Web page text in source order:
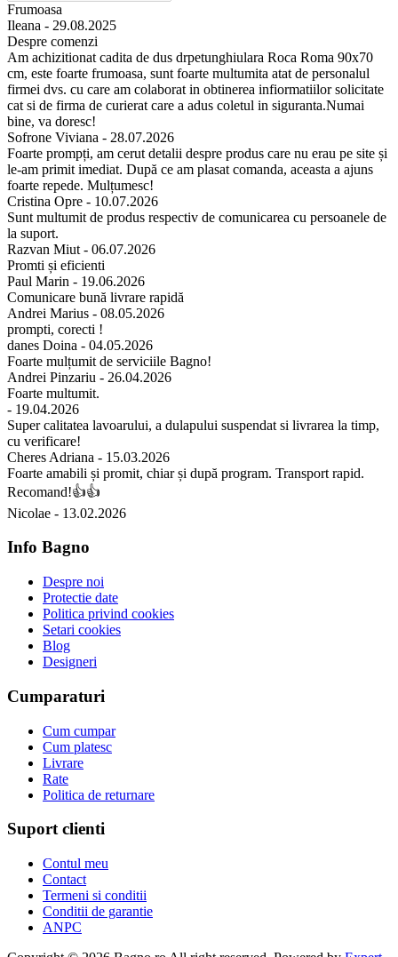
Frumoasa
Ileana - 29.08.2025
Despre comenzi
Am achizitionat cadita de dus drpetunghiulara Roca Roma 90x70
cm, este foarte frumoasa, sunt foarte multumita atat de personalul
firmei dvs. cu care am colaborat in obtinerea infiormatiilor solicitate
cat si de firma de curierat care a adus coletul in siguranta.Numai
bine, va doresc!
Sofrone Viviana - 28.07.2026
Foarte prompți, am cerut detalii despre produs care nu erau pe site și
le-am primit imediat. După ce am plasat comanda, aceasta a ajuns
foarte repede. Mulțumesc!
Cristina Opre - 10.07.2026
Sunt multumit de produs respectiv de comunicarea cu persoanele de
la suport.
Razvan Miut - 06.07.2026
Promti și eficienti
Paul Marin - 19.06.2026
Comunicare bună livrare rapidă
Andrei Marius - 08.05.2026
prompti, corecti !
danes Doina - 04.05.2026
Foarte mulțumit de serviciile Bagno!
Andrei Pinzariu - 26.04.2026
Foarte multumit.
- 19.04.2026
Super calitatea lavoarului, a dulapului suspendat si livrarea la timp,
cu verificare!
Cheres Adriana - 15.03.2026
Foarte amabili și promit, chiar și după program. Transport rapid.
Recomand!👍👍
Nicolae - 13.02.2026
Info Bagno
Despre noi
Protectie date
Politica privind cookies
Setari cookies
Blog
Designeri
Cumparaturi
Cum cumpar
Cum platesc
Livrare
Rate
Politica de returnare
Suport clienti
Contul meu
Contact
Termeni si conditii
Conditii de garantie
ANPC